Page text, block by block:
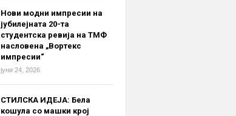
Нови модни импресии на
јубилејната 20-та
студентска ревија на ТМФ
насловена „Вортекс
импресии“
јуни 24, 2026
СТИЛСКА ИДЕЈА: Бела
кошула со машки крој